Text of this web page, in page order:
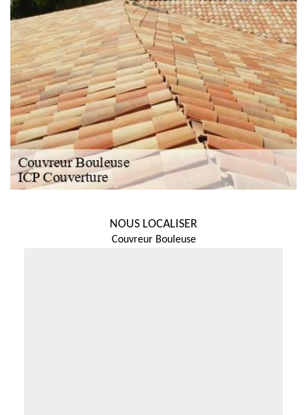
NOUS LOCALISER
Couvreur Bouleuse